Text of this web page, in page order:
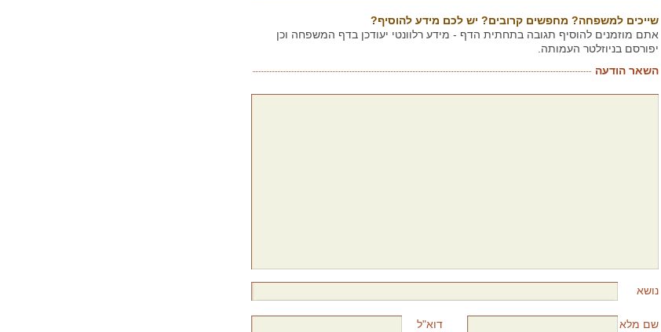
שייכים למשפחה? מחפשים קרובים? יש לכם מידע להוסיף?
אתם מוזמנים להוסיף תגובה בתחתית הדף - מידע רלוונטי יעודכן בדף המשפחה וכן
יפורסם בניוזלטר העמותה.
השאר הודעה
שם מלא דוא"ל
נושא